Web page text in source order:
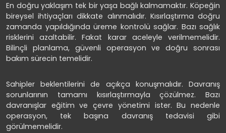
En doğru yaklaşım tek bir yaşa bağlı kalmamaktır. Köpeğin
bireysel ihtiyaçları dikkate alınmalıdır. Kısırlaştırma doğru
zamanda yapıldığında üreme kontrolü sağlar. Bazı sağlık
risklerini azaltabilir. Fakat karar aceleyle verilmemelidir.
Bilinçli planlama, güvenli operasyon ve doğru sonrası
bakım sürecin temelidir.
Sahipler beklentilerini de açıkça konuşmalıdır. Davranış
sorunlarının tamamı kısırlaştırmayla çözülmez. Bazı
davranışlar eğitim ve çevre yönetimi ister. Bu nedenle
operasyon, tek başına davranış tedavisi gibi
görülmemelidir.